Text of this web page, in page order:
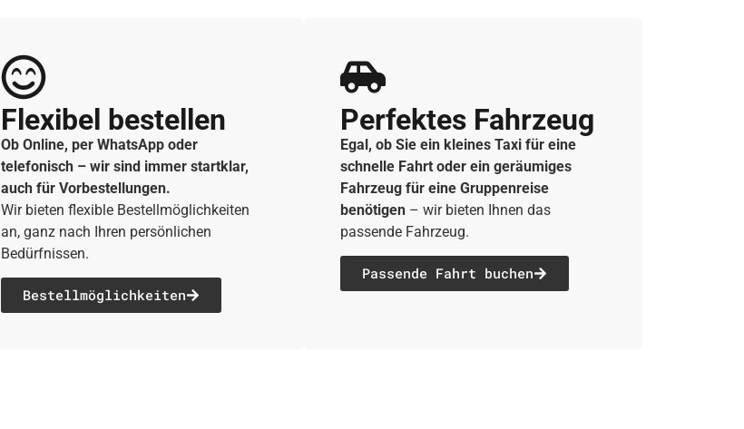
Flexibel bestellen
Ob Online, per WhatsApp oder
telefonisch – wir sind immer startklar,
auch für Vorbestellungen.
Wir bieten flexible Bestellmöglichkeiten
an, ganz nach Ihren persönlichen
Bedürfnissen.
Bestell­möglichkeiten
Perfektes Fahrzeug
Egal, ob Sie ein kleines Taxi für eine
schnelle Fahrt oder ein geräumiges
Fahrzeug für eine Gruppenreise
benötigen– wir bieten Ihnen das
passende Fahrzeug.
Passende Fahrt buchen